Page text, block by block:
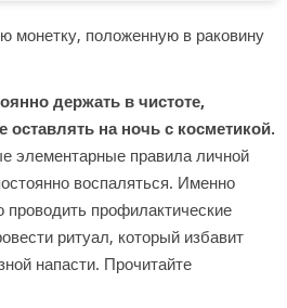
монетку, положенную в раковину
держать в чистоте,
оставлять на ночь с косметикой.
элементарные правила личной
воспаляться. Именно
проводить профилактические
ритуал, который избавит
напасти. Прочитайте